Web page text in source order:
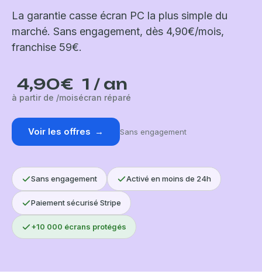
La garantie casse écran PC la plus simple du
marché. Sans engagement, dès 4,90€/mois,
franchise 59€.
4,90€
à partir de /mois
1 / an
écran réparé
Voir les offres → Sans engagement
Sans engagement Activé en moins de 24h
Paiement sécurisé Stripe
+10 000 écrans protégés
Protéger mon PC →
MODES DE PAIEMENT ACCEPTÉS
Pay
Pay
Paiement 100% sécurisé via Stripe. Sans engagement. Sans
engagement.